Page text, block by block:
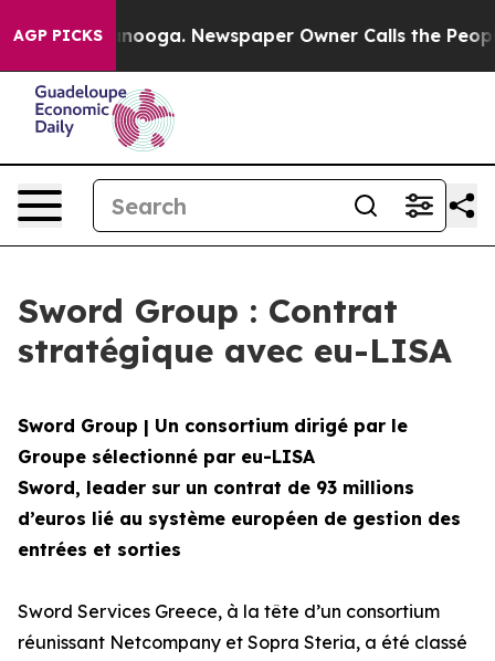
AGP PICKS
in Chattanooga. Newspaper Owner Calls the People
Sword Group : Contrat
stratégique avec eu-LISA
Sword Group | Un consortium dirigé par le
Groupe sélectionné par eu-LISA
Sword, leader sur un contrat de 93 millions
d’euros lié au système européen de gestion des
entrées et sorties
Sword Services Greece, à la tête d’un consortium
réunissant Netcompany et Sopra Steria, a été classé